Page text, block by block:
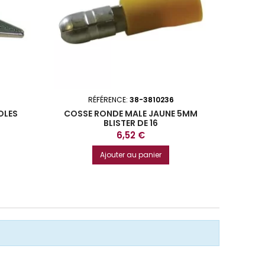
RÉFÉRENCE: 38-3810236
COSSE RONDE MALE JAUNE 5MM
BLISTER DE 16
Prix
6,52 €
Ajouter au panier